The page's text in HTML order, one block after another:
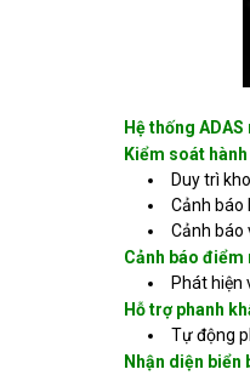
Hệ thống
Kiểm soát
Duy trì
Cảnh báo
Cảnh báo
Cảnh báo điểm
Phát hiện
Hỗ trợ phanh
Tự động
Nhận diện biển